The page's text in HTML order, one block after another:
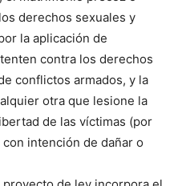
derechos sexuales y
la aplicación de
contra los derechos
conflictos armados, y la
otra que lesione la
de las víctimas (por
intención de dañar o